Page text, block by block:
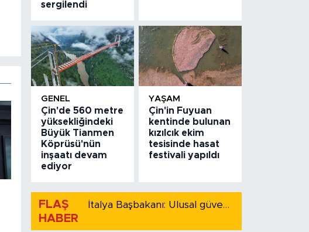
sergilendi
GENEL
Çin'de 560 metre
yüksekliğindeki
Büyük Tianmen
Köprüsü'nün
inşaatı devam
ediyor
YAŞAM
Çin'in Fuyuan
kentinde bulunan
kızılcık ekim
tesisinde hasat
festivali yapıldı
FLAŞ
HABER
İtalya Başbakanı: Ulusal güvenliği korumak için İspanya ile Schengen kapsamındaki serbest dolaşımı askıya alıyoruz